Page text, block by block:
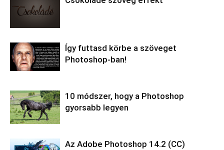
Így futtasd körbe a szöveget
Photoshop-ban!
10 módszer, hogy a Photoshop
gyorsabb legyen
Az Adobe Photoshop 14.2 (CC)